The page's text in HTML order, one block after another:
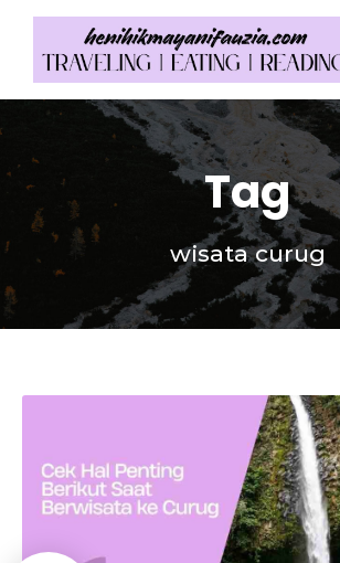
Tag
wisata curug